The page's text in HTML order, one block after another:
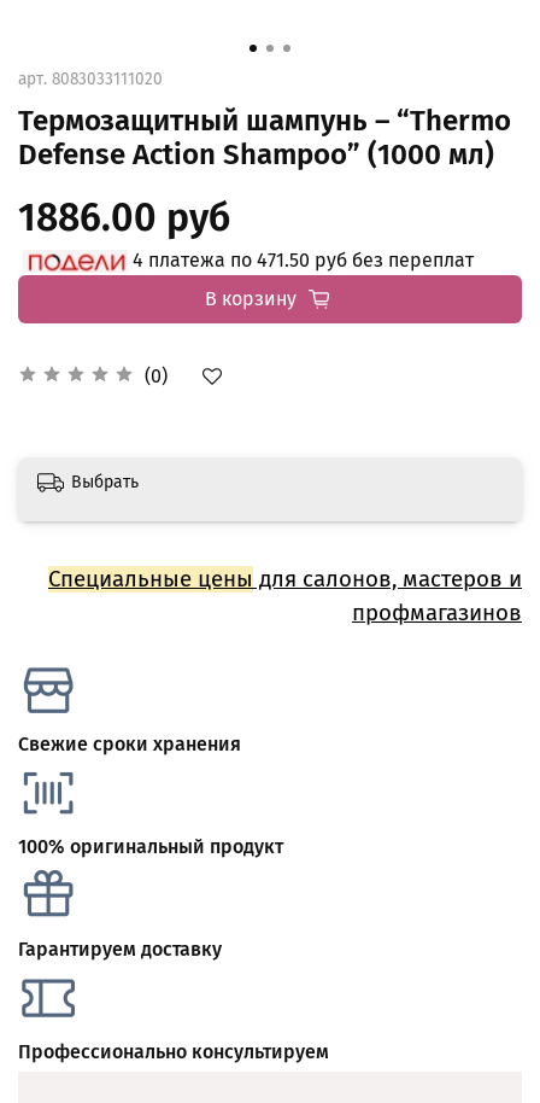
арт. 8083033111020
Термозащитный шампунь – “Thermo
Defense Action Shampoo” (1000 мл)
(0)
1886.00 руб
4 платежа по 471.50 руб без переплат
В корзину
Выбрать
Специальные цены для салонов, мастеров и
профмагазинов
Свежие сроки хранения
100% оригинальный продукт
Гарантируем доставку
Профессионально консультируем